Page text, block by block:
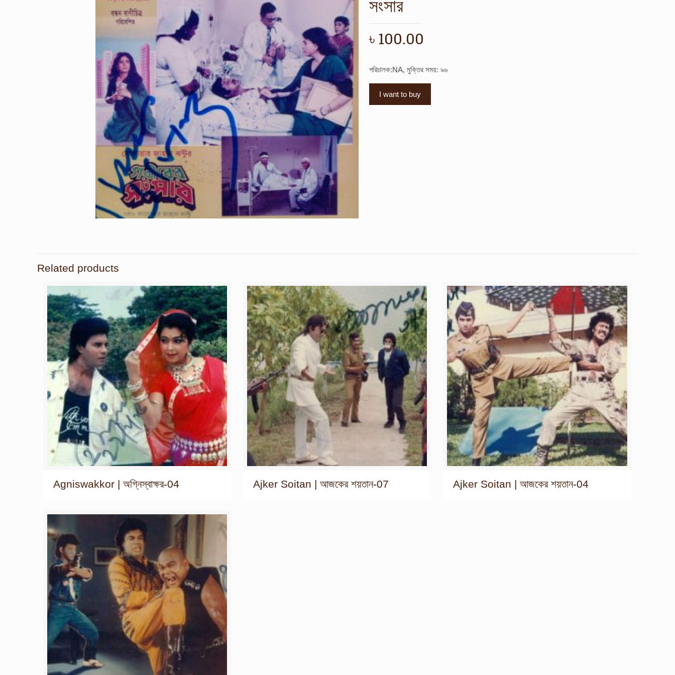
সংসার
৳ 100.00
পরিচালক:NA, মুক্তির সময়: ৯৬
I want to buy
Related products
Agniswakkor | অগ্নিস্বাক্ষর-04 Ajker Soitan | আজকের শয়তান-07 Ajker Soitan | আজকের শয়তান-04